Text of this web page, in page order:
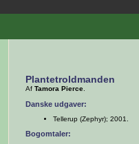
Plantetroldmanden
Af Tamora Pierce
Danske udgaver:
Tellerup (Zephyr); 2001.
Bogomtaler: